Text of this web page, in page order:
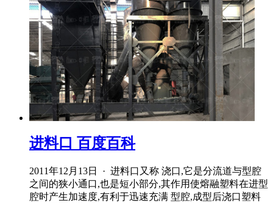
进料口 百度百科
2011年12月13日 · 进料口又称 浇口,它是分流道与型腔
之间的狭小通口,也是短小部分,其作用使熔融塑料在进型
腔时产生加速度,有利于迅速充满 型腔,成型后浇口塑料